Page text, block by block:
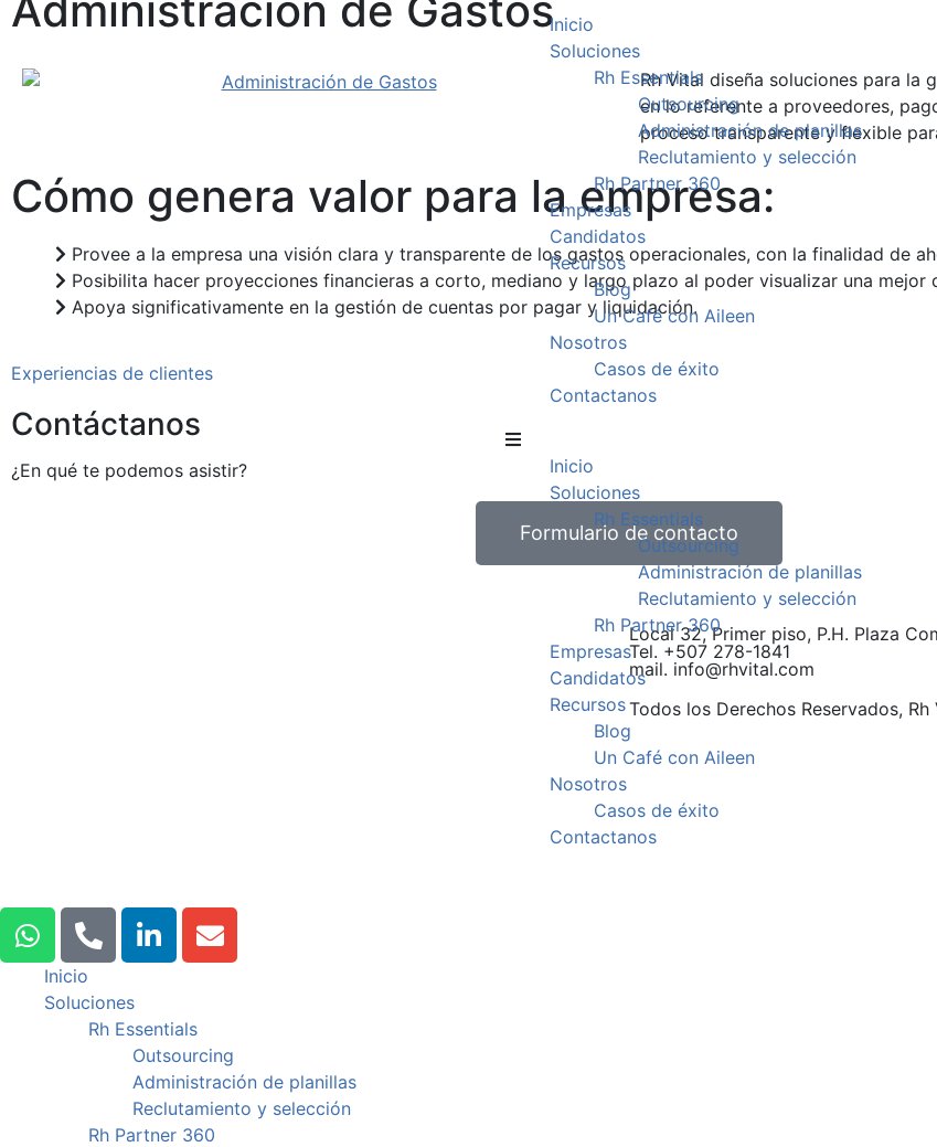
Inicio
Soluciones
Rh Essentials
Outsourcing
Administración de planillas
Reclutamiento y selección
Rh Partner 360
Empresas
Candidatos
Recursos
Blog
Un Café con Aileen
Nosotros
Casos de éxito
Contactanos
Inicio
Soluciones
Rh Essentials
Outsourcing
Administración de planillas
Reclutamiento y selección
Rh Partner 360
Empresas
Candidatos
Recursos
Blog
Un Café con Aileen
Nosotros
Casos de éxito
Contactanos
Rh Vital diseña soluciones para la
en lo referente a proveedores,
proceso transparente y flexible
Cómo genera valor para la empresa:
Provee a la empresa una visión clara y transparente de los gastos operacionales, con la finalidad de
Posibilita hacer proyecciones financieras a corto, mediano y largo plazo al poder visualizar una mejor
Apoya significativamente en la gestión de cuentas por pagar y liquidación.
Experiencias de clientes
Contáctanos
¿En qué te podemos asistir?
Formulario de contacto
Local 32, Primer piso, P.H. Plaza
Tel. +507 278-1841
mail. info@rhvital.com
Todos los Derechos Reservados,
Inicio
Soluciones
Rh Essentials
Outsourcing
Administración de planillas
Reclutamiento y selección
Rh Partner 360